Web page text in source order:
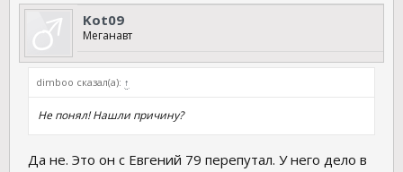
Kot09
Меганавт
dimboo сказал(а): ↑
Не понял! Нашли причину?
Да не. Это он с Евгений 79 перепутал. У него дело в